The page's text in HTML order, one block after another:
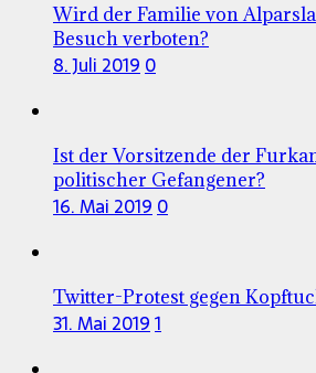
Wird der Familie von
Besuch verboten?
8. Juli 2019 0
Ist der Vorsitzende der
politischer Gefangener?
16. Mai 2019 0
Twitter-Protest gegen
31. Mai 20191